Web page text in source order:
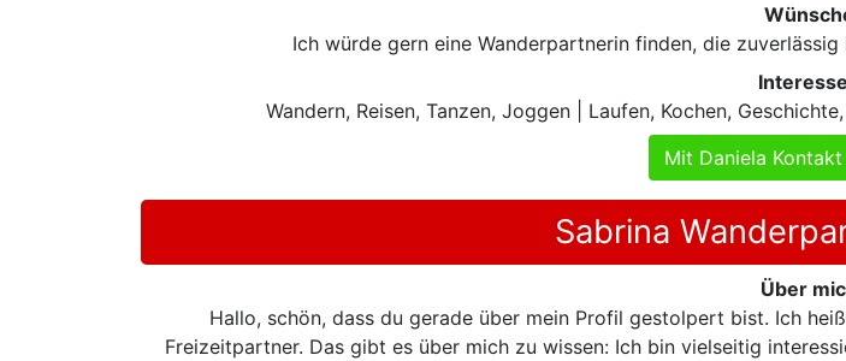
Ich würde gern eine Wanderpartnerin finden, die
Wandern, Reisen, Tanzen, Joggen | Laufen, Kochen,
Mit Daniela
Sabrina
Über
Hallo, schön, dass du gerade über mein Profil gestolpert bist. Ich
Freizeitpartner. Das gibt es über mich zu wissen: Ich bin vielseitig